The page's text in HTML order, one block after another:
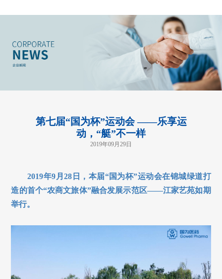
第七届“国为杯”运动会 ——乐享运
动，“艇”不一样
2019年09月29日
2019年9月28日，本届“国为杯”运动会在锦城绿道打
造的首个“农商文旅体”融合发展示范区——江家艺苑如期
举行。